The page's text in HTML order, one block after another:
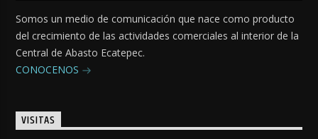
Somos un medio de comunicación que nace como producto
del crecimiento de las actividades comerciales al interior de la
Central de Abasto Ecatepec.
CONOCENOS
VISITAS